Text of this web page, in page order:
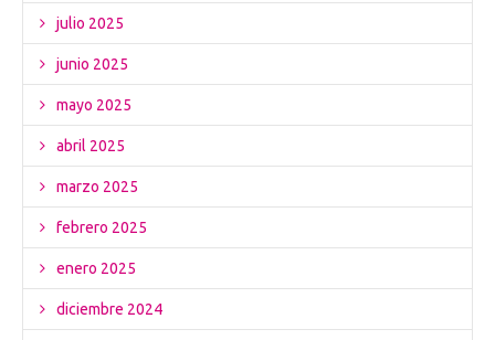
julio 2025
junio 2025
mayo 2025
abril 2025
marzo 2025
febrero 2025
enero 2025
diciembre 2024